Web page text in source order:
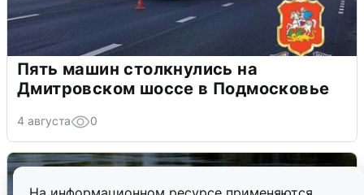
Пять машин столкнулись на
Дмитровском шоссе в Подмосковье
4 августа 0